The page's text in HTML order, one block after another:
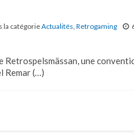
la catégorieActualités, Retrogaming
Retrospelsmässan, une
Remar (…)